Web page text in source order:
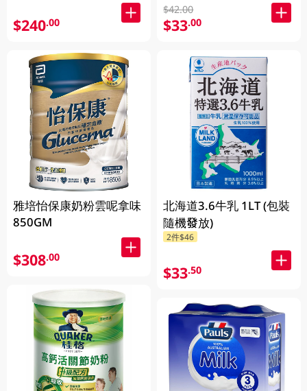
$240.00
雅培怡保康奶粉雲呢拿味
850GM
$308.00
$42.00
$33.00
北海道3.6牛乳 1LT (包裝
隨機發放)
2件$46
$33.50